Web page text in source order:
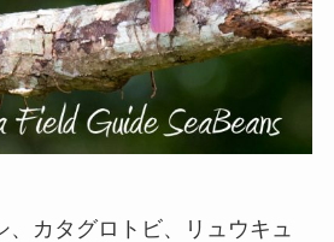
、カタグロトビ、リュウキュ